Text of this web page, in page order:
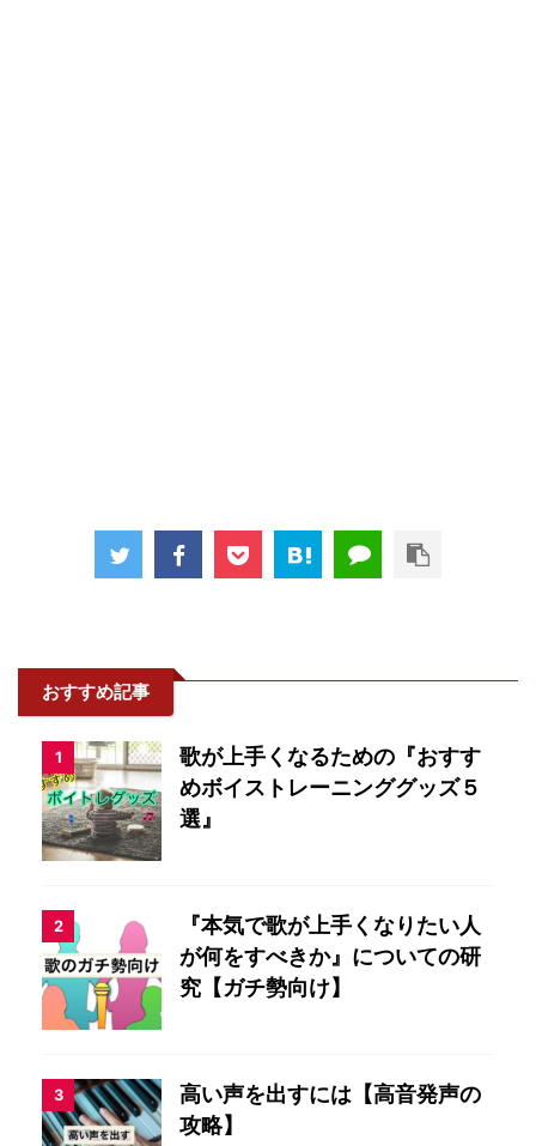
おすすめ記事
1
歌が上手くなるための『おすす
めボイストレーニンググッズ５
選』
2
『本気で歌が上手くなりたい人
が何をすべきか』についての研
究【ガチ勢向け】
3
高い声を出すには【高音発声の
攻略】